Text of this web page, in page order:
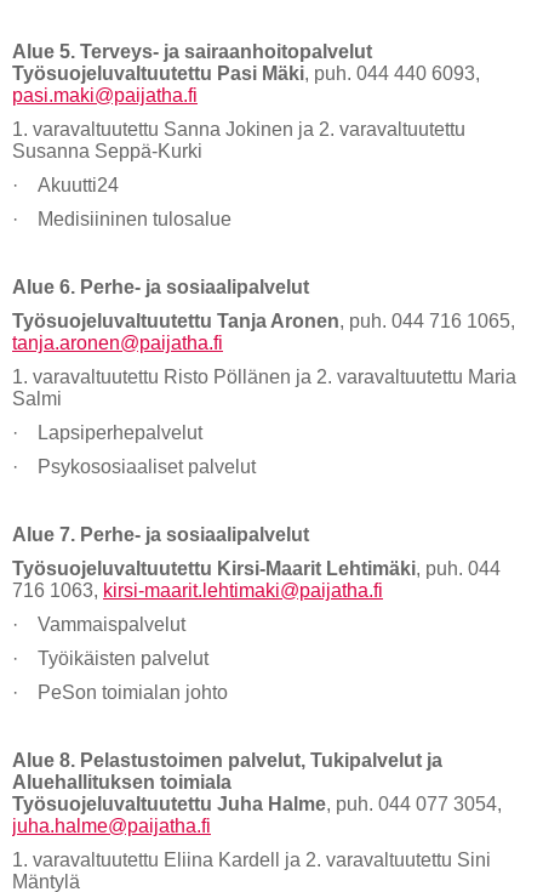
Alue 5. Terveys- ja sairaanhoitopalvelut
Työsuojeluvaltuutettu Pasi Mäki, puh. 044 440 6093,
pasi.maki@paijatha.fi
1. varavaltuutettu Sanna Jokinen ja 2. varavaltuutettu
Susanna Seppä-Kurki
· Akuutti24
· Medisiininen tulosalue
Alue 6. Perhe- ja sosiaalipalvelut
Työsuojeluvaltuutettu Tanja Aronen, puh. 044 716 1065,
tanja.aronen@paijatha.fi
1. varavaltuutettu Risto Pöllänen ja 2. varavaltuutettu Maria
Salmi
· Lapsiperhepalvelut
· Psykososiaaliset palvelut
Alue 7. Perhe- ja sosiaalipalvelut
Työsuojeluvaltuutettu Kirsi-Maarit Lehtimäki, puh. 044
716 1063, kirsi-maarit.lehtimaki@paijatha.fi
· Vammaispalvelut
· Työikäisten palvelut
· PeSon toimialan johto
Alue 8. Pelastustoimen palvelut, Tukipalvelut ja
Aluehallituksen toimiala
Työsuojeluvaltuutettu Juha Halme, puh. 044 077 3054,
juha.halme@paijatha.fi
1. varavaltuutettu Eliina Kardell ja 2. varavaltuutettu Sini
Mäntylä